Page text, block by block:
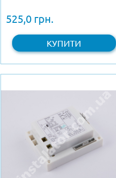
525,0 грн.
КУПИТИ